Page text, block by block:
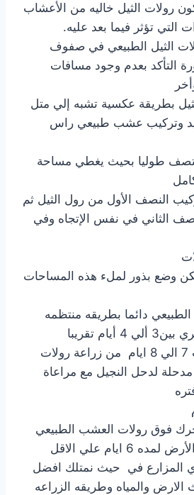
رولات الثيل خاليه من الأعشاب
التي تؤثر فيما بعد عليه.
الثيل الطبيعي في صفوف
التأكد بعدم وجود مسافات
بطريقة عكسية تشبه إلي متل
وتركيب عشب طبيعي راس
طوليا بحيث يغطي مساحة
النصف الأول من رول الثيل ثم
الثاني في نفس الإتجاه وفي
وضع بذور لملء هذه المساحات
الطبيعي دائما بطريقه منتظمه
تقريبا
بعد فتره تقارب 7 الي 8 ايام من زراعة رولات
لدحل النجيل مع مراعاة
فوق رولات العشب الطبيعي
6 ايام علي الاقل
المزارع في حيث نمتلك افضل
الارض والمياه وطريقه الزراعه